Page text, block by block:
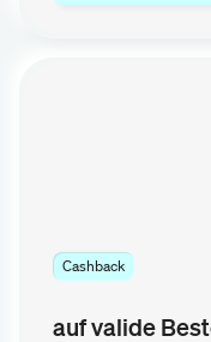
Cashback
auf valide